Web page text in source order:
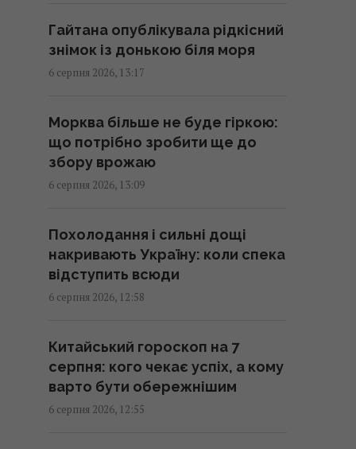
Контролюючи судові інституції,
окремою гілкою влади, –
нардеп Власенко
13:03 четвер, 06 серпня 2026
день: дієтологи назвали
безпечну норму
13:02 четвер, 06 серпня 2026
Мандебську протоку майже
повністю зупинилося, – Reuters
13:02 четвер, 06 серпня 2026
Гайтана опублікувала рідкісний
знімок із донькою біля моря
6 серпня 2026, 13:17
Морква більше не буде гіркою:
що потрібно зробити ще до
збору врожаю
6 серпня 2026, 13:09
Похолодання і сильні дощі
накривають Україну: коли спека
відступить всюди
6 серпня 2026, 12:58
Китайський гороскоп на 7
серпня: кого чекає успіх, а кому
варто бути обережнішим
6 серпня 2026, 12:55